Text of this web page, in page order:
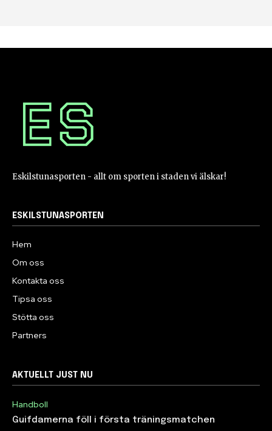
Eskilstunasporten - allt om sporten i staden vi älskar!
ESKILSTUNASPORTEN
Hem
Om oss
Kontakta oss
Tipsa oss
Stötta oss
Partners
AKTUELLT JUST NU
Handboll
Guifdamerna föll i första träningsmatchen